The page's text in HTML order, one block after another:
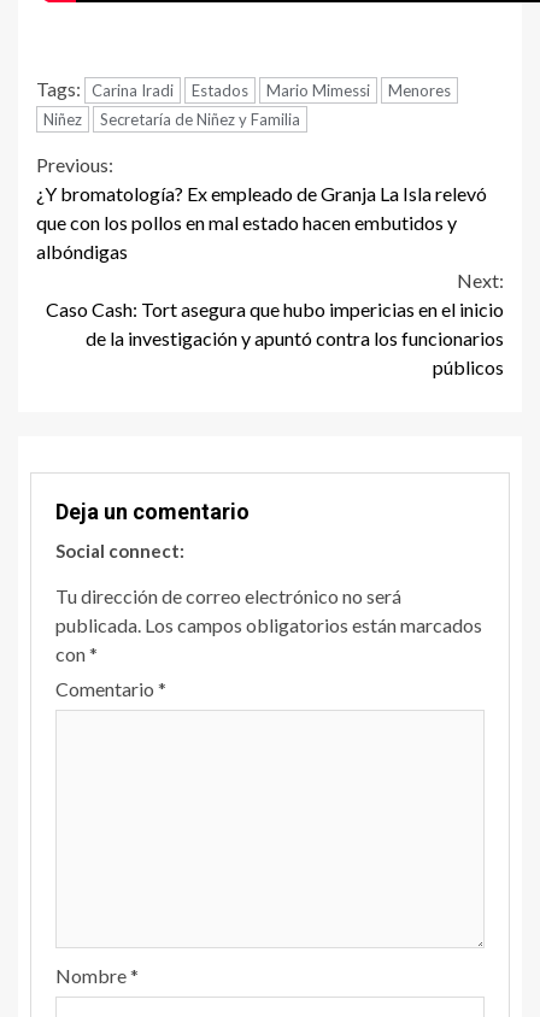
Tags: Carina Iradi Estados Mario Mimessi
Menores
Niñez
Secretaría de Niñez y Familia
Continue
Reading
Previous:
¿Y bromatología? Ex empleado de Granja La Isla relevó
que con los pollos en mal estado hacen embutidos y
albóndigas
Next:
Caso Cash: Tort asegura que hubo impericias en el inicio
de la investigación y apuntó contra los funcionarios
públicos
Deja un comentario
Social connect:
Tu dirección de correo electrónico no será
publicada. Los campos obligatorios están marcados
con*
Comentario *
Nombre*